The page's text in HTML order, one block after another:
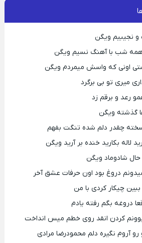
و نجیبیم ویگن
همه شب با آهنگ نسیم ویگن
اونی که واسش میمردم ویگن
میری تو بی برگرد
رعد و برقم زد
گذشته ویگن
چقدر دلم شده تنگت بفهم
لاله بکارید خنده بر آرید ویگن
شادوماد ویگن
دروغ بود اون حرفات عشق آخر
چیکار کردی با من
دروغه بگم رفته یادم
کردن انقد روی خطم میس انداخت
آروم نگیره دلم محمودرضا مرادی